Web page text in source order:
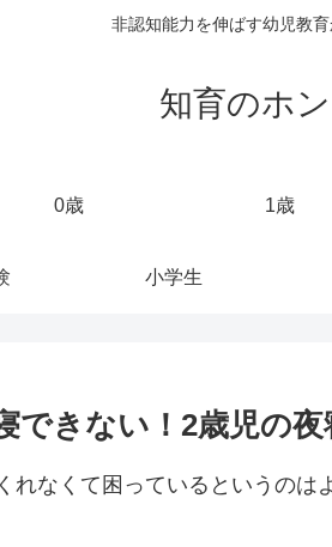
非認知能力を伸ばす幼児教
知育のホン
0歳 1歳
小学生
できない！2歳児の
なくて困っているというのは